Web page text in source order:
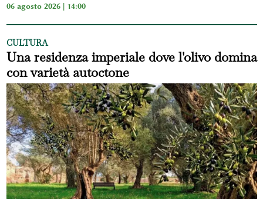
06 agosto 2026 | 14:00
CULTURA
Una residenza imperiale dove l'olivo domina
con varietà autoctone